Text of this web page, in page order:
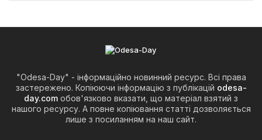
"Odesa-Day" - інформаційно новинний ресурс. Всі права
застережено. Копіюючи інформацію з публікацій odesa-
day.com обов'язково вказати, що матеріал взятий з
нашого ресурсу. А повне копіювання статті дозволяється
лише з посиланням на наш сайт.